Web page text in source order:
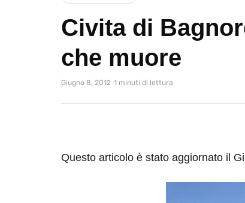
Civita di
che muore
Giugno 8, 2012 1 minuti di lettura
Questo articolo è stato aggiornato il